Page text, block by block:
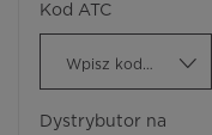
Kod ATC
Dystrybutor na